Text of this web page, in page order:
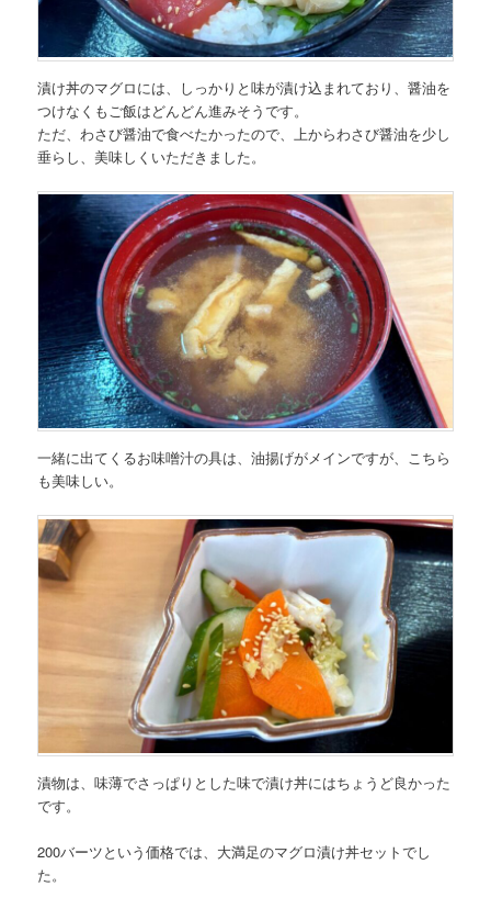
漬け丼のマグロには、しっかりと味が漬け込まれており、醤油を
つけなくもご飯はどんどん進みそうです。
ただ、わさび醤油で食べたかったので、上からわさび醤油を少し
垂らし、美味しくいただきました。
一緒に出てくるお味噌汁の具は、油揚げがメインですが、こちら
も美味しい。
漬物は、味薄でさっぱりとした味で漬け丼にはちょうど良かった
です。
200バーツという価格では、大満足のマグロ漬け丼セットでし
た。